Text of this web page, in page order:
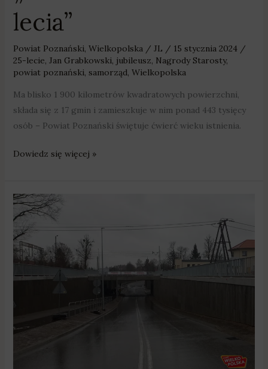
lecia”
Powiat Poznański, Wielkopolska/ JL / 15 stycznia 2024 /
25-lecie, Jan Grabkowski, jubileusz, Nagrody Starosty,
powiat poznański, samorząd, Wielkopolska
Ma blisko 1 900 kilometrów kwadratowych powierzchni,
składa się z 17 gmin i zamieszkuje w nim ponad 443 tysięcy
osób – Powiat Poznański świętuje ćwierć wieku istnienia.
Dowiedz się więcej »
Rogatki
opuszczały
się
tu
kilka
kierowcy